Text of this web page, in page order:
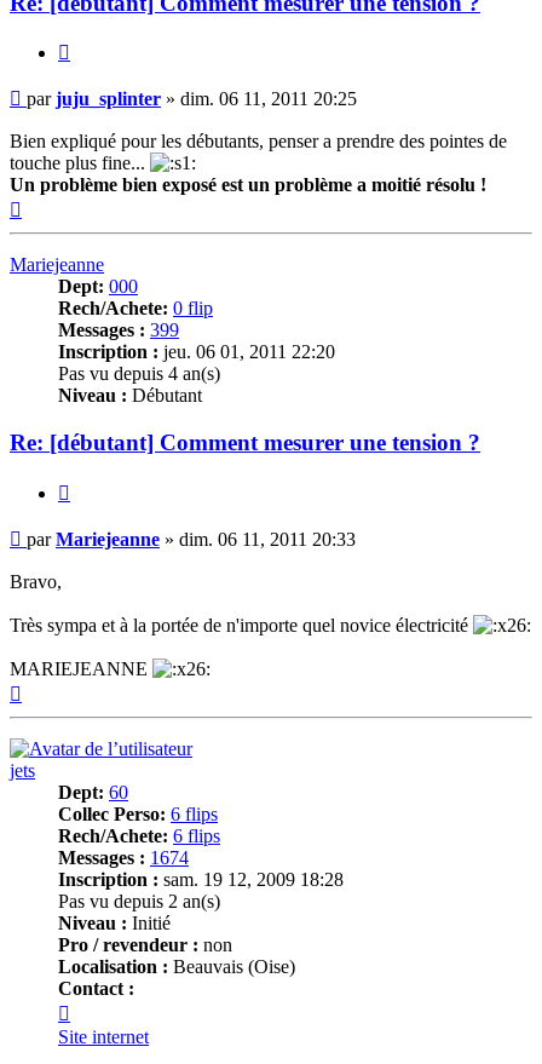
Message
parjuju_splinter » dim. 06 11, 2011 20:25
Bien expliqué pour les débutants, penser a prendre des pointes de
touche plus fine...
Un problème bien exposé est un problème a moitié résolu !
Mariejeanne
Dept: 000
Rech/Achete: 0 flip
Messages : 399
Inscription : jeu. 06 01, 2011 22:20
Pas vu depuis 4 an(s)
Niveau : Débutant
Re: [débutant] Comment mesurer une tension ?
Message
parMariejeanne » dim. 06 11, 2011 20:33
Bravo,
Très sympa et à la portée de n'importe quel novice électricité
MARIEJEANNE
jets
Dept: 60
Collec Perso: 6 flips
Rech/Achete: 6 flips
Messages : 1674
Inscription : sam. 19 12, 2009 18:28
Pas vu depuis 2 an(s)
Niveau : Initié
Pro / revendeur : non
Localisation : Beauvais (Oise)
Contact :
jets
Site internet